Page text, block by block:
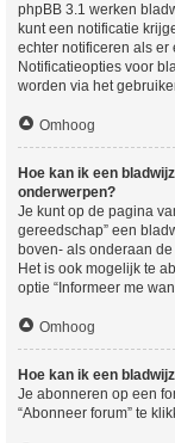
phpBB 3.1 werken
kunt een notificatie
echter notificeren als er
Notificatieopties voor
worden via het
Omhoog
Hoe kan ik een
onderwerpen?
Je kunt op de pagina
gereedschap” een
boven- als onderaan
Het is ook mogelijk te
optie “Informeer me
Omhoog
Hoe kan ik een
Je abonneren op een
“Abonneer forum” te